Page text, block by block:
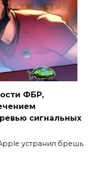
ФБР,
сигнальных
устранил брешь